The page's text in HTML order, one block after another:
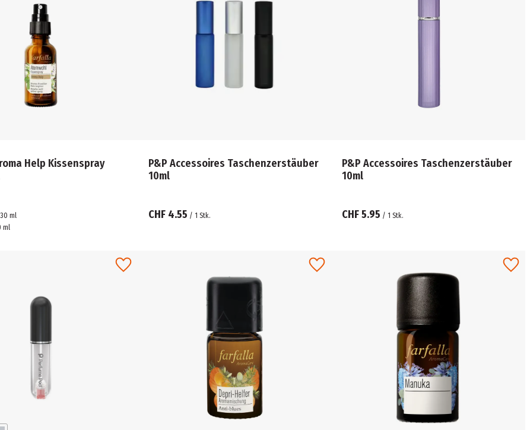
Help Kissenspray
30 ml
ml
P&P Accessoires Taschenzerstäuber
10ml
CHF 4.55 / 1 Stk.
P&P Accessoires Taschenzerstäuber
10ml
CHF 5.95 / 1 Stk.